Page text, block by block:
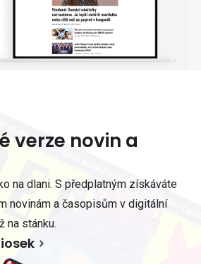
verze novin a
na dlani. S předplatným získáváte
novinám a časopisům v digitální
na stánku.